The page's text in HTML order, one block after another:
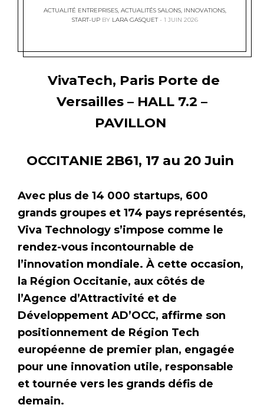
ACTUALITÉ ENTREPRISES, ACTUALITÉS SALONS, INNOVATIONS,
START-UP BY LARA GASQUET 1 JUIN 2026
VivaTech, Paris Porte de
Versailles – HALL 7.2 –
PAVILLON
OCCITANIE 2B61, 17 au 20 Juin
Avec plus de 14 000 startups, 600
grands groupes et 174 pays représentés,
Viva Technology s’impose comme le
rendez-vous incontournable de
l’innovation mondiale. À cette occasion,
la Région Occitanie, aux côtés de
l’Agence d’Attractivité et de
Développement AD’OCC, affirme son
positionnement de Région Tech
européenne de premier plan, engagée
pour une innovation utile, responsable
et tournée vers les grands défis de
demain.